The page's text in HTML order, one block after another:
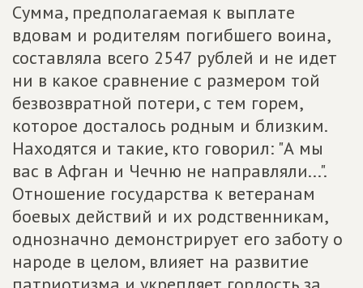
Сумма, предполагаемая к выплате
вдовам и родителям погибшего воина,
составляла всего 2547 рублей и не идет
ни в какое сравнение с размером той
безвозвратной потери, с тем горем,
которое досталось родным и близким.
Находятся и такие, кто говорил: "А мы
вас в Афган и Чечню не направляли...".
Отношение государства к ветеранам
боевых действий и их родственникам,
однозначно демонстрирует его заботу о
народе в целом, влияет на развитие